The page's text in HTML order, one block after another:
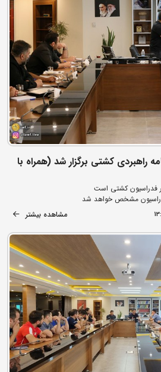
راهبردی کشتی برگزار شد (همراه با
در فدراسیون کشتی است
مشخص خواهد شد
مشاهده بیشتر